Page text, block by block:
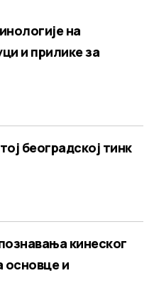
на
и прилике за
београдској тинк
кинеског
основце и